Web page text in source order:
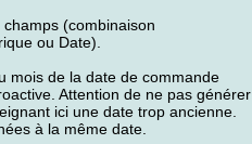
(combinaison
ou Date).
mois de la date de commande
Attention de ne pas générer
ici une date trop ancienne.
à la même date.